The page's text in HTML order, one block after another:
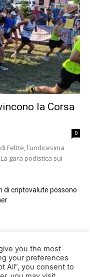
la Corsa
0
Feltre, l’undicesima
gara podistica sui
di criptovalute possono
per Alpago Sky
you the most
your preferences
All”, you consent to